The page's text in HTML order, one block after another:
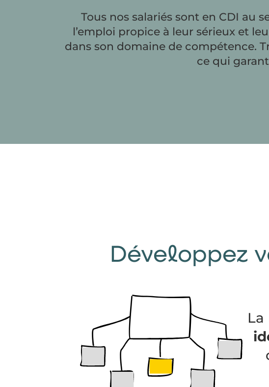
Tous nos salariés sont en CDI au
l’emploi propice à leur sérieux et
dans son domaine de compétence.
ce qui
Développez